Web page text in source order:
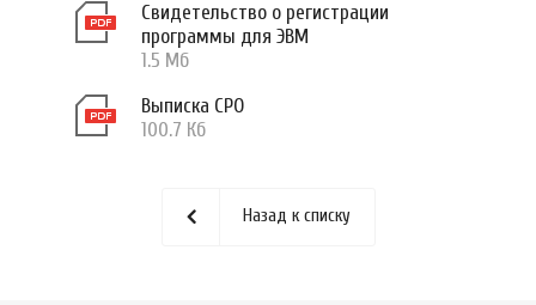
Свидетельство о регистрации
программы для ЭВМ
1.5 Мб
Выписка СРО
100.7 Кб
Назад к списку